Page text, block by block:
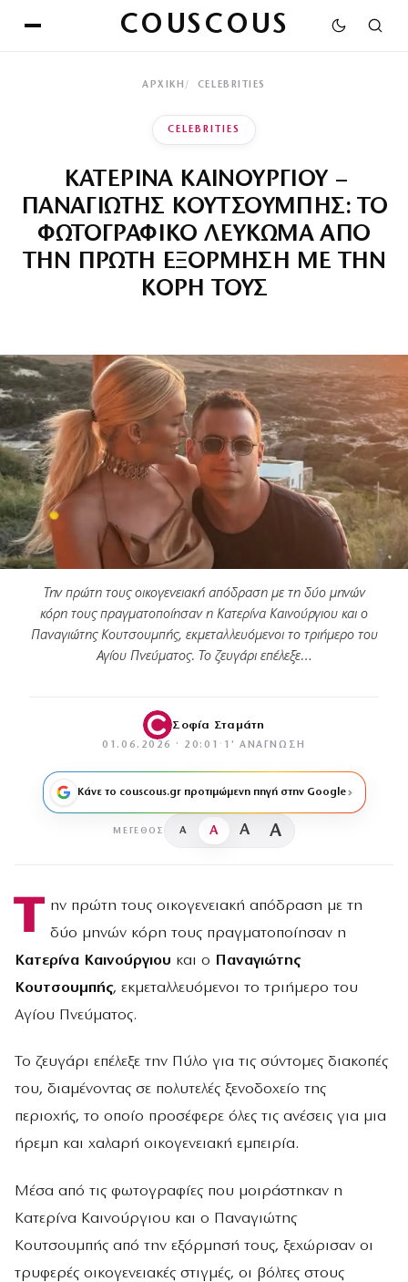
COUSCOUS
ΑΡΧΙΚΉ CELEBRITIES
CELEBRITIES
ΚΑΤΕΡΙΝΑ ΚΑΙΝΟΥΡΓΙΟΥ –
ΠΑΝΑΓΙΩΤΗΣ ΚΟΥΤΣΟΥΜΠΗΣ: ΤΟ
ΦΩΤΟΓΡΑΦΙΚΟ ΛΕΥΚΩΜΑ ΑΠΟ
ΤΗΝ ΠΡΩΤΗ ΕΞΟΡΜΗΣΗ ΜΕ ΤΗΝ
ΚΟΡΗ ΤΟΥΣ
Την πρώτη τους οικογενειακή απόδραση με τη δύο μηνών
κόρη τους πραγματοποίησαν η Κατερίνα Καινούργιου και ο
Παναγιώτης Κουτσουμπής, εκμεταλλευόμενοι το τριήμερο του
Αγίου Πνεύματος. Το ζευγάρι επέλεξε…
Σοφία Σταμάτη
01.06.2026 · 20:01 · 1′ ΑΝΆΓΝΩΣΗ
Κάνε το couscous.gr προτιμώμενη πηγή στην Google
ΜΈΓΕΘΟΣ A A A A
Τ ην πρώτη τους οικογενειακή απόδραση με τη
δύο μηνών κόρη τους πραγματοποίησαν η
Κατερίνα Καινούργιου και ο Παναγιώτης
Κουτσουμπής, εκμεταλλευόμενοι το τριήμερο του
Αγίου Πνεύματος.
Το ζευγάρι επέλεξε την Πύλο για τις σύντομες διακοπές
του, διαμένοντας σε πολυτελές ξενοδοχείο της
περιοχής, το οποίο προσέφερε όλες τις ανέσεις για μια
ήρεμη και χαλαρή οικογενειακή εμπειρία.
Μέσα από τις φωτογραφίες που μοιράστηκαν η
Κατερίνα Καινούργιου και ο Παναγιώτης
Κουτσουμπής από την εξόρμησή τους, ξεχώρισαν οι
τρυφερές οικογενειακές στιγμές, οι βόλτες στους